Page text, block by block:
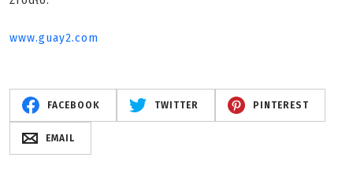
www.guay2.com
FACEBOOK TWITTER PINTEREST
EMAIL